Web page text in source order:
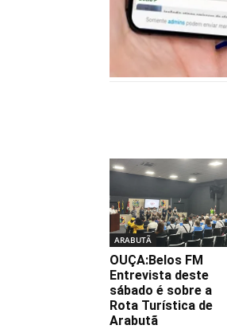
ARABUTÃ
OUÇA:Belos FM
Entrevista deste
sábado é sobre a
Rota Turística de
Arabutã